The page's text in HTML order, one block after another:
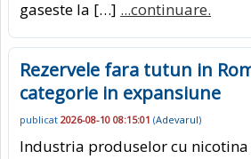
gaseste la […] ...continuare.
Rezervele fara tutun in
categorie in expansiune
publicat 2026-08-10 08:15:01 (Adevarul)
Industria produselor cu nicotina